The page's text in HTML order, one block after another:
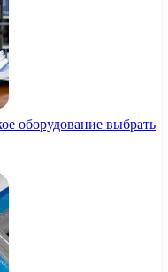
оборудование выбрать